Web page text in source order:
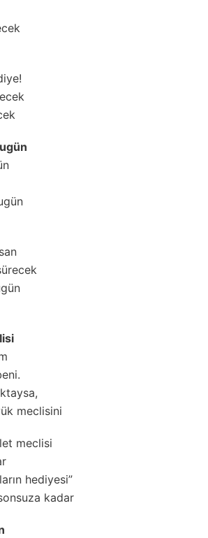
meclisini
meclisi
hediyesi”
kadar